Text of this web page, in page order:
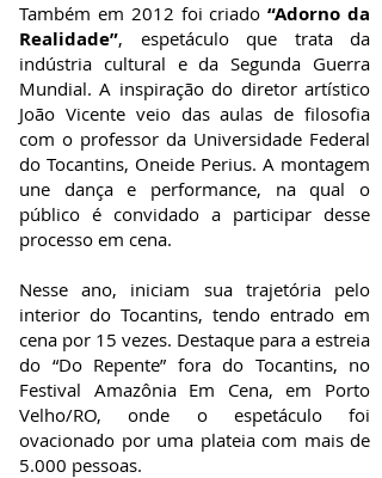
Também em 2012 foi criado“Adorno da
Realidade”, espetáculo que trata da
indústria cultural e da Segunda Guerra
Mundial. A inspiração do diretor artístico
João Vicente veio das aulas de filosofia
com o professor da Universidade Federal
do Tocantins, Oneide Perius. A montagem
une dança e performance, na qual o
público é convidado a participar desse
processo em cena.
Nesse ano, iniciam sua trajetória pelo
interior do Tocantins, tendo entrado em
cena por 15 vezes. Destaque para a estreia
do “Do Repente” fora do Tocantins, no
Festival Amazônia Em Cena, em Porto
Velho/RO, onde o espetáculo foi
ovacionado por uma plateia com mais de
5.000 pessoas.